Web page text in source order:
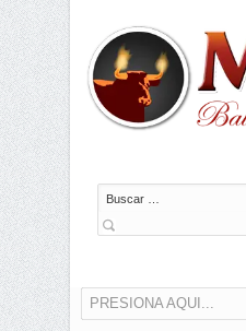
Buscar
PRESIONA AQUI...